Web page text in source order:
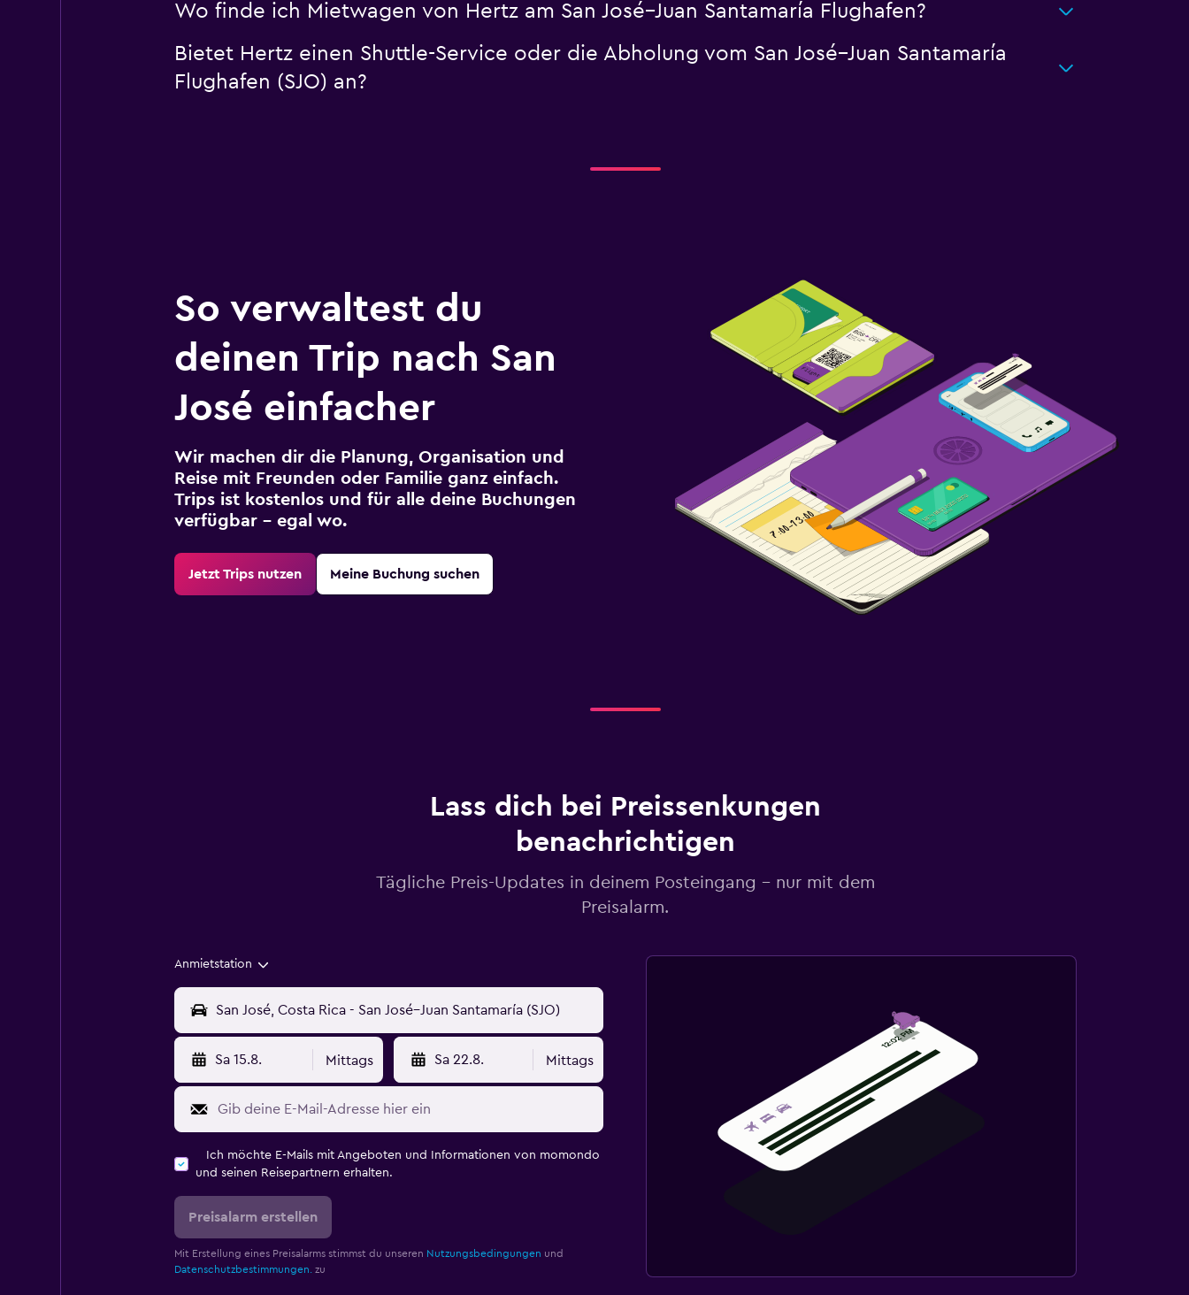
Wo finde ich Mietwagen von Hertz am San José–Juan Santamaría Flughafen?
Bietet Hertz einen Shuttle-Service oder die Abholung vom San José–Juan Santamaría
Flughafen (SJO) an?
So verwaltest du
deinen Trip nach San
José einfacher
Wir machen dir die Planung, Organisation und
Reise mit Freunden oder Familie ganz einfach.
Trips ist kostenlos und für alle deine Buchungen
verfügbar – egal wo.
Jetzt Trips nutzen Meine Buchung suchen
Lass dich bei Preissenkungen
benachrichtigen
Tägliche Preis-Updates in deinem Posteingang – nur mit dem
Preisalarm.
Anmietstation
Sa 15.8. Mittags Sa 22.8. Mittags
Ich möchte E-Mails mit Angeboten und Informationen von momondo
und seinen Reisepartnern erhalten.
Preisalarm erstellen
Mit Erstellung eines Preisalarms stimmst du unseren Nutzungsbedingungen und
Datenschutzbestimmungen.zu